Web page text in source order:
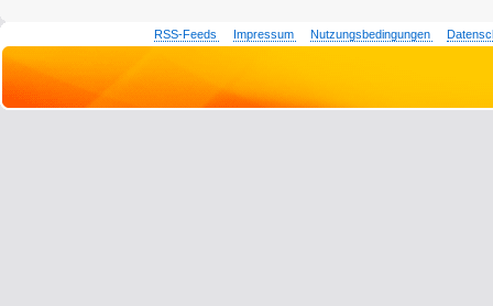
RSS-Feeds Impressum Nutzungsbedingungen